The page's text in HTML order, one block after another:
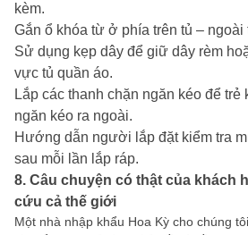
kèm.
Gắn ổ khóa từ ở phía trên tủ – ngoài
Sử dụng kẹp dây để giữ dây rèm
vực tủ quần áo.
Lắp các thanh chặn ngăn kéo để trẻ
ngăn kéo ra ngoài.
Hướng dẫn người lắp đặt kiểm tra
sau mỗi lần lắp ráp.
8. Câu chuyện có thật của khách
cứu cả thế giới
Một nhà nhập khẩu Hoa Kỳ cho chúng